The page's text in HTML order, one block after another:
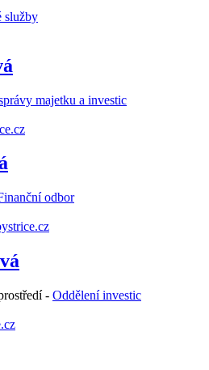
služby
majetku a investic
odbor
- Oddělení investic